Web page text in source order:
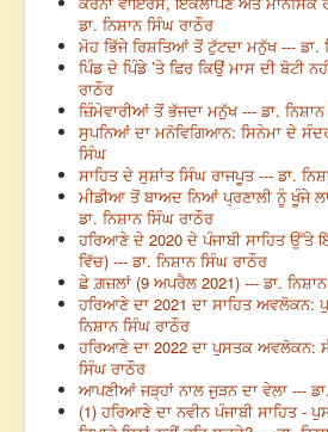
ਡਾ. ਨਿਸ਼ਾਨ ਸਿੰਘ ਰਾਠੌਰ
ਮੋਹ ਭਿੱਜੇ ਰਿਸ਼ਤਿਆਂ ਤੋਂ ਟੁੱਟਦਾ ਮਨੁੱਖ --- ਡਾ.
ਪਿੰਡ ਦੇ ਪਿੰਡੇ ’ਤੇ ਫਿਰ ਕਿਉਂ ਮਾਸ ਦੀ ਬੋਟੀ
ਰਾਠੌਰ
ਜ਼ਿੰਮੇਵਾਰੀਆਂ ਤੋਂ ਭੱਜਦਾ ਮਨੁੱਖ --- ਡਾ.
ਸੁਪਨਿਆਂ ਦਾ ਮਨੋਵਿਗਿਆਨ: ਸਿਨੇਮਾ ਦੇ
ਸਿੰਘ
ਸਾਹਿਤ ਦੇ ਸੁਸ਼ਾਂਤ ਸਿੰਘ ਰਾਜਪੂਤ --- ਡਾ.
ਮੀਡੀਆ ਤੋਂ ਬਾਅਦ ਨਿਆਂ ਪ੍ਰਣਾਲੀ ਨੂੰ ਖੂੰਜੇ
ਡਾ. ਨਿਸ਼ਾਨ ਸਿੰਘ ਰਾਠੌਰ
ਹਰਿਆਣੇ ਦੇ 2020 ਦੇ ਪੰਜਾਬੀ ਸਾਹਿਤ ਉੱਤੇ
ਵਿੱਚ) --- ਡਾ. ਨਿਸ਼ਾਨ ਸਿੰਘ ਰਾਠੌਰ
ਛੇ ਗ਼ਜ਼ਲਾਂ (9 ਅਪਰੈਲ 2021) --- ਡਾ.
ਹਰਿਆਣੇ ਦਾ 2021 ਦਾ ਸਾਹਿਤ ਅਵਲੋਕਨ:
ਨਿਸ਼ਾਨ ਸਿੰਘ ਰਾਠੌਰ
ਹਰਿਆਣੇ ਦਾ 2022 ਦਾ ਪੁਸਤਕ ਅਵਲੋਕਨ:
ਸਿੰਘ ਰਾਠੌਰ
ਆਪਣੀਆਂ ਜੜ੍ਹਾਂ ਨਾਲ ਜੁੜਨ ਦਾ ਵੇਲਾ ---
(1) ਹਰਿਆਣੇ ਦਾ ਨਵੀਨ ਪੰਜਾਬੀ ਸਾਹਿਤ -